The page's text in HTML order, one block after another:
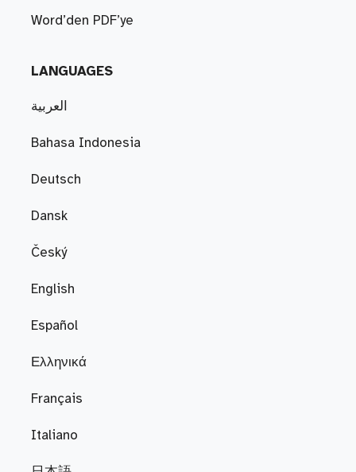
Word’den PDF’ye
LANGUAGES
العربية
Bahasa Indonesia
Deutsch
Dansk
Český
English
Español
Ελληνικά
Français
Italiano